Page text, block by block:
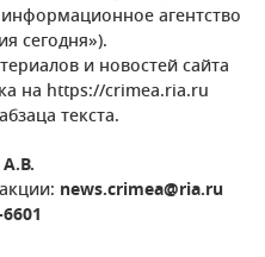
агентство
сегодня»).
и новостей сайта
на https://crimea.ria.ru
текста.
news.crimea@ria.ru